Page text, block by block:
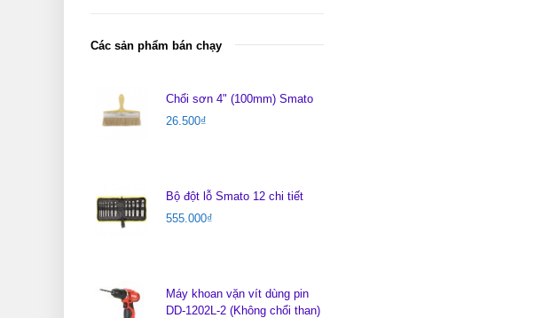
Các sản phẩm bán chạy
Chổi sơn 4" (100mm) Smato
26.500₫
Bộ đột lỗ Smato 12 chi tiết
555.000₫
Máy khoan vặn vít dùng pin
DD-1202L-2 (Không chổi than)